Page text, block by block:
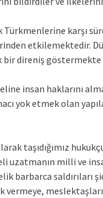
Türkmenlerine karşı
etkilemektedir.
direniş göstermekte
insan haklarını
yok etmek olan
taşıdığımız
uzatmanın milli ve
barbarca saldırıları
vermeye,